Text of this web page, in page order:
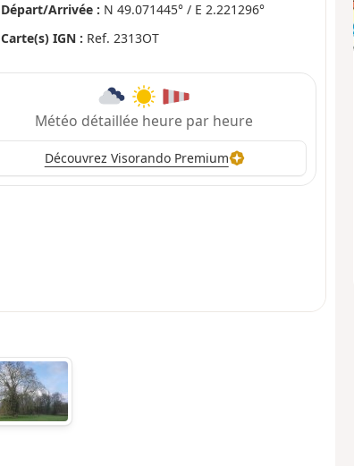
Départ/Arrivée : N 49.071445° / E 2.221296°
Carte(s) IGN : Ref. 2313OT
Météo détaillée heure par heure
Découvrez Visorando Premium